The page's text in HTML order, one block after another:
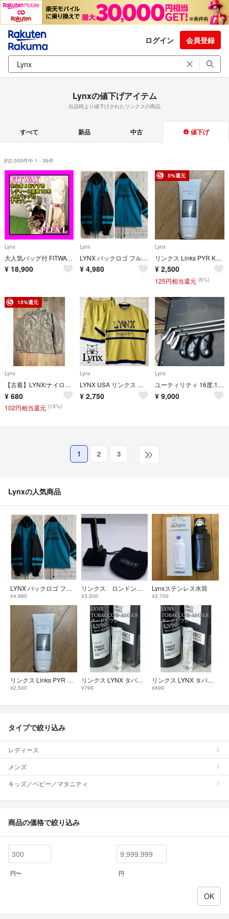
ログイン 会員登録
Lynxの値下げアイテム
出品時より値下げされたリンクスの商品
すべて 新品 中古 値下げ
約2,000件中 1 - 36件
Lynx
大人気バッグ付 FITWAY 初心者おすすめレディースクラブセット豪華10本
¥ 18,900
Lynx
LYNX バックロゴ フルジップ スウェット 両腕ライン 刺繍ロゴ L ブルー
¥ 4,980
5%還元
Lynx
リンクス Links PYR KNIGHT専用 Multi Beauty Gel
¥ 2,500
125円相当還元 (5%)
15%還元
Lynx
【古着】LYNX/ナイロンジャケット/L
¥ 680
102円相当還元 (15%)
Lynx
LYNX USA リンクス セットアップ スウェット ロゴ刺繍 半袖 ショーツ
¥ 2,750
Lynx
ユーティリティ 16度.19度.22 度 3本
¥ 9,000
1 2 3 …
Lynxの人気商品
LYNX バックロゴ フルジップ スウェット 両腕ライン 刺繍ロゴ L ブルー
¥4,980
リンクス ロンドン ブレスレット バングル no.71
¥3,500
Lynxステンレス水筒
¥2,700
リンクス Links PYR KNIGHT専用 Multi Beauty Gel
¥2,500
リンクス LYNX タバコ&アンバー オードトワレット 1.5ml
¥799
リンクス LYNX タバコ&アンバー オードトワレット 1.5ml
¥699
タイプで絞り込み
レディース
メンズ
キッズ／ベビー／マタニティ
商品の価格で絞り込み
円〜 円